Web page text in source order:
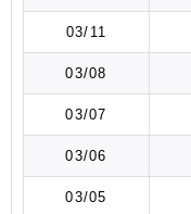
03/11
03/08
03/07
03/06
03/05